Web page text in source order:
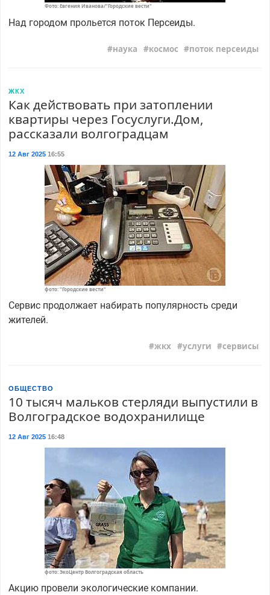
Фото: Евгения Иванова/"Городские вести"
Над городом прольется поток Персеиды.
наука космос поток персеиды
ЖКХ
Как действовать при затоплении
квартиры через Госуслуги.Дом,
рассказали волгоградцам
12 Авг 202516:55
фото: "Городские вести"
Сервис продолжает набирать популярность среди
жителей.
жкх услуги сервисы
ОБЩЕСТВО
10 тысяч мальков стерляди выпустили в
Волгоградское водохранилище
12 Авг 202516:48
фото: ЭкоЦентр Волгоградская область
Акцию провели экологические компании.